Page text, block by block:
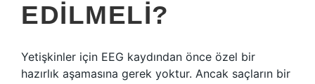
EDILMELI?
Yetişkinler için EEG kaydından önce özel bir
hazırlık aşamasına gerek yoktur. Ancak saçların bir